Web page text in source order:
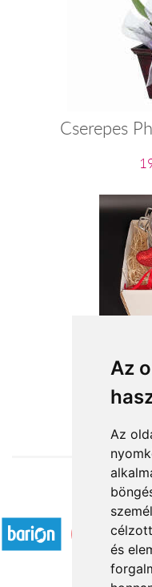
Az
Az
és
Cserepes